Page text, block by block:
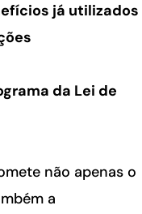
já utilizados
da Lei de
não apenas o
a